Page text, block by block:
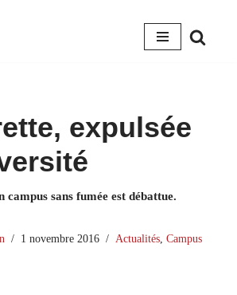
expulsée
sans fumée est débattue.
1 novembre 2016 Actualités Campus